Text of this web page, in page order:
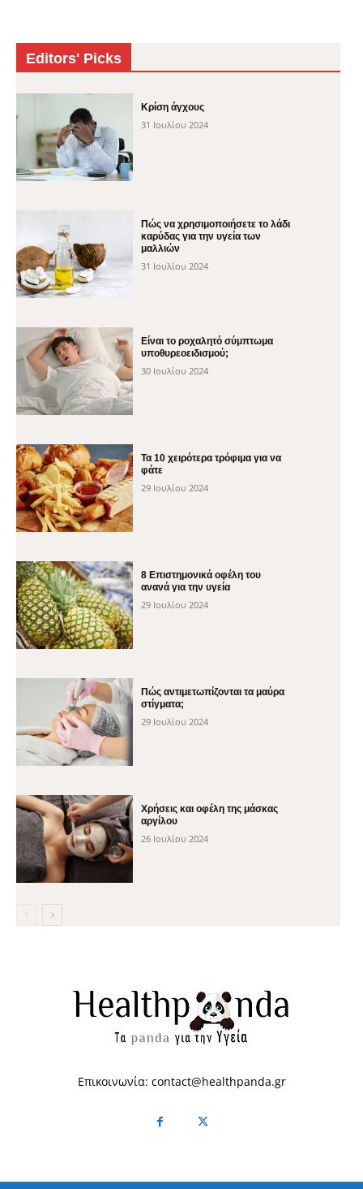
Editors' Picks
Κρίση άγχους
31 Ιουλίου 2024
Πώς να χρησιμοποιήσετε το λάδι
καρύδας για την υγεία των
μαλλιών
31 Ιουλίου 2024
Είναι το ροχαλητό σύμπτωμα
υποθυρεοειδισμού;
30 Ιουλίου 2024
Τα 10 χειρότερα τρόφιμα για να
φάτε
29 Ιουλίου 2024
8 Επιστημονικά οφέλη του
ανανά για την υγεία
29 Ιουλίου 2024
Πώς αντιμετωπίζονται τα μαύρα
στίγματα;
29 Ιουλίου 2024
Χρήσεις και οφέλη της μάσκας
αργίλου
26 Ιουλίου 2024
Επικοινωνία: contact@healthpanda.gr